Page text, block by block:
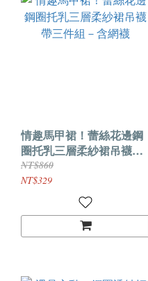
情趣馬甲裙！蕾絲花邊鋼
圈托乳三層柔紗裙吊襪帶
三件組－含網襪
NT$860
NT$329